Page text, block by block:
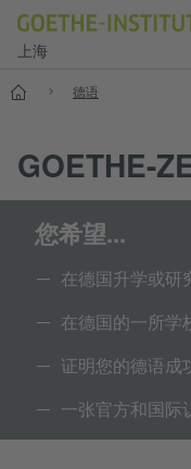
上海
首页 德语
GOETHE-
您希望...
在德国升学或研
在德国的一所学
证明您的德语成
一张官方和国际